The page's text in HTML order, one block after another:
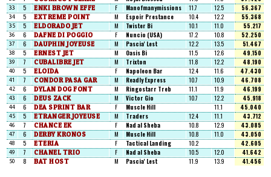
33 5 ENKI BROWN EFFE F Manofmanymissions 11.7 12.5 56.367
34 5 EXTREME POINT M Espoir Prestance 10.4 12.2 55.368
35 5 ELDORADO JET M Twister Bi 10.1 11.0 55.217
36 6 DAFNE DI POGGIO F Nuncio (USA) 17.2 10.8 52.250
37 6 DAUPHIN JOYEUSE M Pascia' Lest 12.2 13.5 51.467
38 5 ERNEST JET M Oasis Bi 11.5 12.6 49.150
39 7 CUBALIBRE JET M Trixton 11.8 12.2 48.190
40 5 ELOIDA F Napoleon Bar 12.4 11.6 47.430
41 7 CONDOR PASA GAR M Readly Express 10.7 10.9 46.708
42 6 DYLAN DOG FONT M Ringostarr Treb 11.1 11.9 46.199
43 6 DEUS ZACK M Victor Gio 10.7 12.2 45.918
44 6 DEA SPRINT BAR F Muscle Hill 11.1 45.040
45 5 ETRANGER JOYEUSE M Traders 12.4 11.1 43.712
46 7 CHANCE EK F Nad al Sheba 10.8 12.9 43.085
47 6 DERBY KRONOS M Muscle Hill 10.8 11.0 43.050
48 5 ETERIA F Tactical Landing 10.2 42.605
49 7 CHANEL TRIO F Nad al Sheba 10.5 12.0 41.642
50 8 BAT HOST M Pascia' Lest 11.9 13.9 41.456